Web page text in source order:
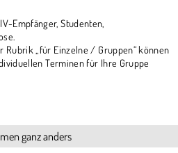
Empfänger, Studenten,
Rubrik „für Einzelne / Gruppen“ können
Terminen für Ihre Gruppe